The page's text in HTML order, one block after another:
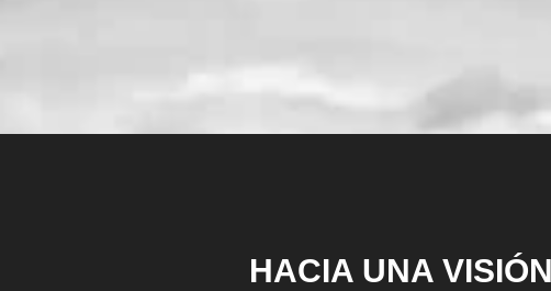
HACIA UNA